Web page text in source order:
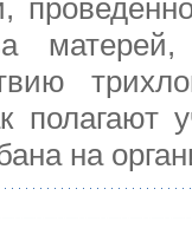
полагают
на